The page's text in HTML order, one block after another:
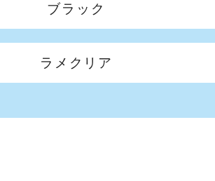
ブラック
ラメクリア